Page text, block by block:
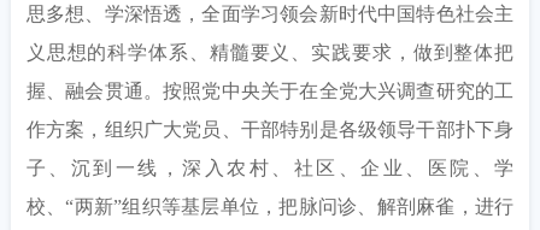
思多想、学深悟透，全面学习领会新时代中国特色社会主
义思想的科学体系、精髓要义、实践要求，做到整体把
握、融会贯通。按照党中央关于在全党大兴调查研究的工
作方案，组织广大党员、干部特别是各级领导干部扑下身
子、沉到一线，深入农村、社区、企业、医院、学
校、“两新”组织等基层单位，把脉问诊、解剖麻雀，进行